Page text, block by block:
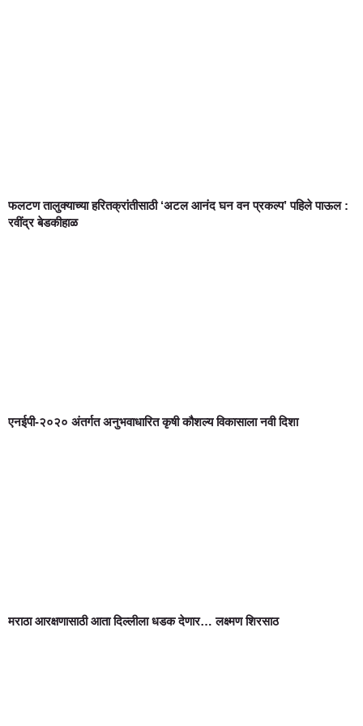
फलटण तालुक्याच्या हरितक्रांतीसाठी ‘अटल आनंद घन वन प्रकल्प’ पहिले पाऊल :
रवींद्र बेडकीहाळ
एनईपी-२०२० अंतर्गत अनुभवाधारित कृषी कौशल्य विकासाला नवी दिशा
मराठा आरक्षणासाठी आता दिल्लीला धडक देणार… लक्ष्मण शिरसाठ